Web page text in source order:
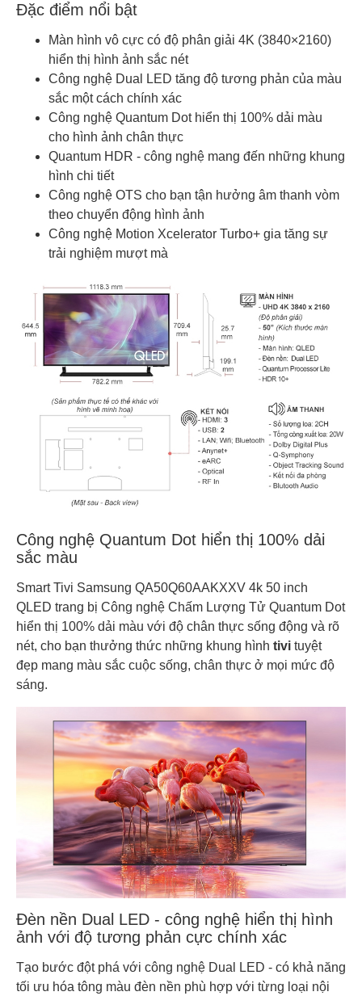
Đặc điểm nổi bật
Màn hình vô cực có độ phân giải 4K (3840×2160)
hiển thị hình ảnh sắc nét
Công nghệ Dual LED tăng độ tương phản của màu
sắc một cách chính xác
Công nghệ Quantum Dot hiển thị 100% dải màu
cho hình ảnh chân thực
Quantum HDR - công nghệ mang đến những khung
hình chi tiết
Công nghệ OTS cho bạn tận hưởng âm thanh vòm
theo chuyển động hình ảnh
Công nghệ Motion Xcelerator Turbo+ gia tăng sự
trải nghiệm mượt mà
Công nghệ Quantum Dot hiển thị 100% dải
sắc màu
Smart Tivi Samsung QA50Q60AAKXXV 4k 50 inch
QLED trang bị Công nghệ Chấm Lượng Tử Quantum Dot
hiển thị 100% dải màu với độ chân thực sống động và rõ
nét, cho bạn thưởng thức những khung hình tivi tuyệt
đẹp mang màu sắc cuộc sống, chân thực ở mọi mức độ
sáng.
Đèn nền Dual LED - công nghệ hiển thị hình
ảnh với độ tương phản cực chính xác
Tạo bước đột phá với công nghệ Dual LED - có khả năng
tối ưu hóa tông màu đèn nền phù hợp với từng loại nội